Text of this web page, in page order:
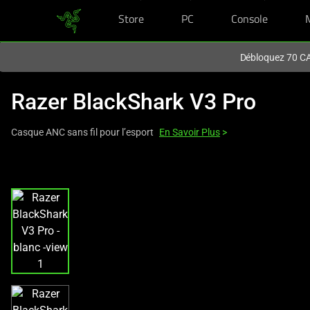
Store PC Console
Débloquez 70
Razer BlackShark V3 Pro
Casque ANC sans fil pour l’esport En Savoir Plus >
a
carousel
with
one
image
and